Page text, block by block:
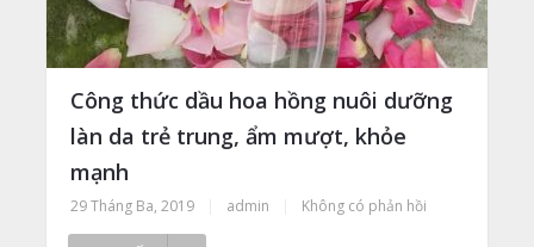
Công thức dầu hoa hồng nuôi dưỡng
làn da trẻ trung, ẩm mượt, khỏe
mạnh
29 Tháng Ba, 2019 admin Không có phản hồi